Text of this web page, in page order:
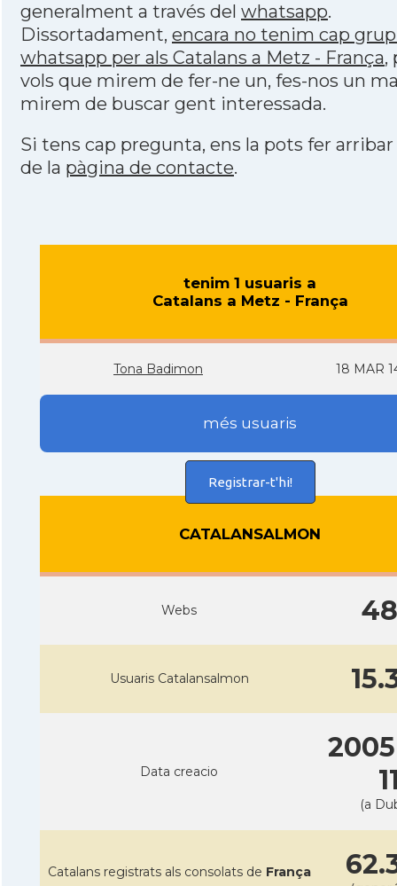
generalment a través del whatsapp.
Dissortadament, encara no tenim cap
whatsapp per als Catalans a Metz - França,
vols que mirem de fer-ne un, fes-nos un
mirem de buscar gent interessada.
Si tens cap pregunta, ens la pots fer arribar
de la pàgina de contacte.
tenim 1 usuaris a
Catalans a Metz - França
Tona Badimon 18 MAR
més usuaris
Registrar-t'hi!
CATALANSALMON
Webs
Usuaris Catalansalmon
Data creacio
(a
Catalans registrats als consolats de França